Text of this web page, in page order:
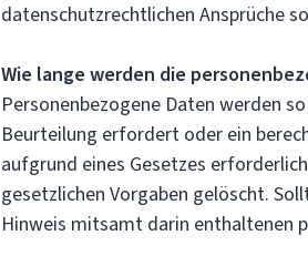
datenschutzrechtlichen Ansprüche
Wie lange werden die
Personenbezogene Daten werden
Beurteilung erfordert oder ein
aufgrund eines Gesetzes
gesetzlichen Vorgaben gelöscht.
Hinweis mitsamt darin enthaltenen